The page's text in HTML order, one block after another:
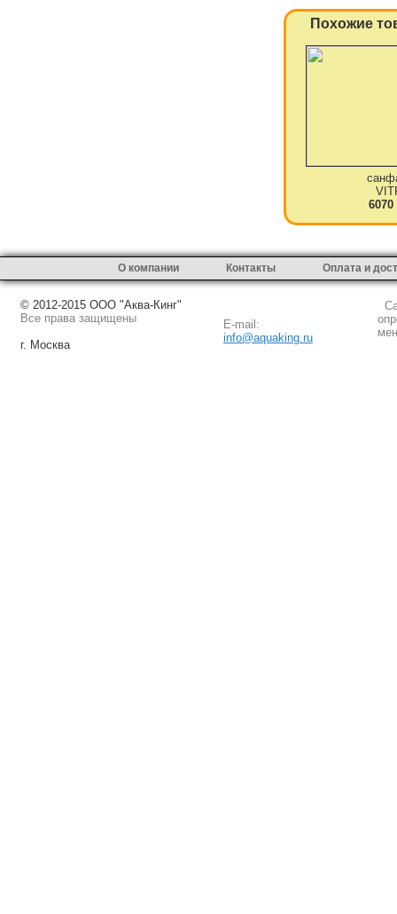
Похожие
6070
О компании Контакты Оплата и
© 2012-2015 ООО "Аква-Кинг"
Все права защищены
г. Москва
E-mail:
info@aquaking.ru